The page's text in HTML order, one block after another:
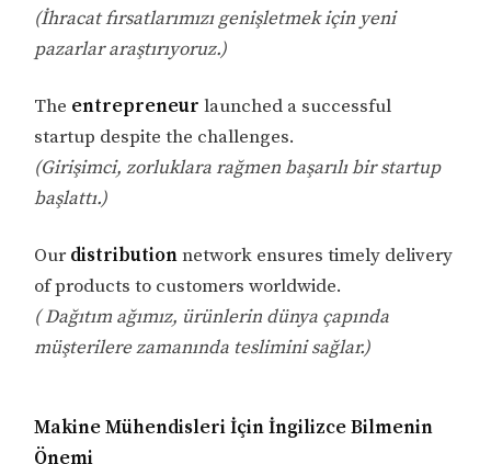
(İhracat fırsatlarımızı genişletmek için yeni
pazarlar araştırıyoruz.)
The entrepreneur launched a successful
startup despite the challenges.
(Girişimci, zorluklara rağmen başarılı bir startup
başlattı.)
Our distributionnetwork ensures timely delivery
of products to customers worldwide.
( Dağıtım ağımız, ürünlerin dünya çapında
müşterilere zamanında teslimini sağlar.)
Makine Mühendisleri İçin İngilizce Bilmenin
Önemi